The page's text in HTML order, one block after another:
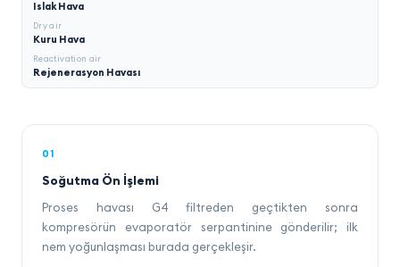
Islak Hava
Dry air
Kuru Hava
Reactivation air
Rejenerasyon Havası
01
Soğutma Ön İşlemi
Proses havası G4 filtreden geçtikten sonra
kompresörün evaporatör serpantinine gönderilir; ilk
nem yoğunlaşması burada gerçekleşir.